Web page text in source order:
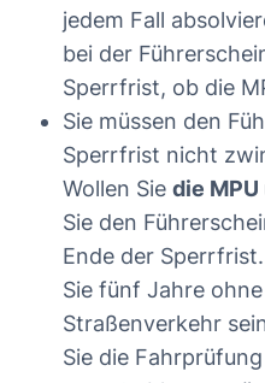
jedem Fall
bei der
Sperrfrist, ob die
Sie müssen den
Sperrfrist nicht
Wollen Sie die
Sie den
Ende der
Sie fünf Jahre
Straßenverkehr
Sie die